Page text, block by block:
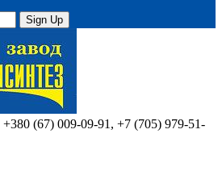
Sign Up
+380 (67) 009-09-91, +7 (705) 979-51-